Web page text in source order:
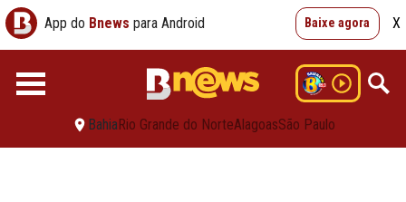
App do Bnews para Android Baixe agora X
BahiaRio Grande do NorteAlagoasSão Paulo